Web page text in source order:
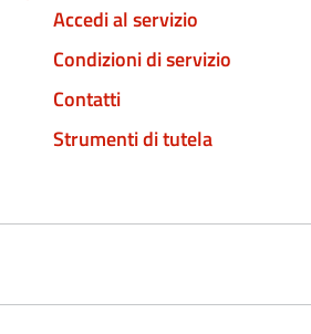
Accedi al servizio
Condizioni di servizio
Contatti
Strumenti di tutela